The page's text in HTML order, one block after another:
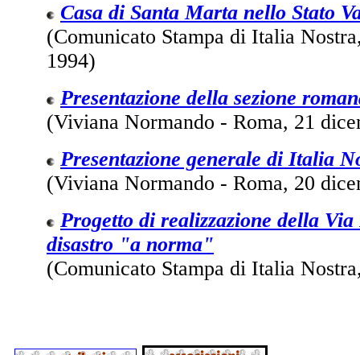
Casa di Santa Marta nello Stato
(Comunicato Stampa di Italia
1994)
Presentazione della sezione
(Viviana Normando - Roma, 21
Presentazione generale di Italia
(Viviana Normando - Roma, 20
Progetto di realizzazione della
disastro "a norma"
(Comunicato Stampa di Italia